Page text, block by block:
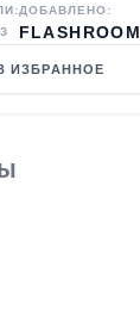
ДОБАВЛЕНО:
FLASHROOM
ИЗБРАННОЕ